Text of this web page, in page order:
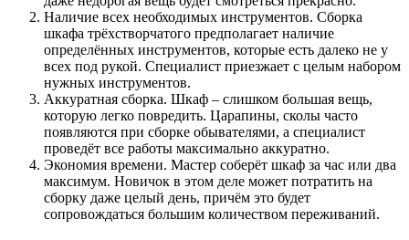
Наличие всех необходимых инструментов. Сборка
шкафа трёхстворчатого предполагает наличие
определённых инструментов, которые есть далеко не у
всех под рукой. Специалист приезжает с целым набором
нужных инструментов.
Аккуратная сборка. Шкаф – слишком большая вещь,
которую легко повредить. Царапины, сколы часто
появляются при сборке обывателями, а специалист
проведёт все работы максимально аккуратно.
Экономия времени. Мастер соберёт шкаф за час или два
максимум. Новичок в этом деле может потратить на
сборку даже целый день, причём это будет
сопровождаться большим количеством переживаний.